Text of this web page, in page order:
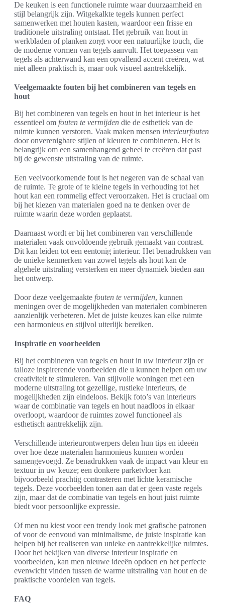
De keuken is een functionele ruimte waar duurzaamheid en
stijl belangrijk zijn. Witgekalkte tegels kunnen perfect
samenwerken met houten kasten, waardoor een frisse en
traditionele uitstraling ontstaat. Het gebruik van hout in
werkbladen of planken zorgt voor een natuurlijke touch, die
de moderne vormen van tegels aanvult. Het toepassen van
tegels als achterwand kan een opvallend accent creëren, wat
niet alleen praktisch is, maar ook visueel aantrekkelijk.
Veelgemaakte fouten bij het combineren van tegels en
hout
Bij het combineren van tegels en hout in het interieur is het
essentieel om fouten te vermijden die de esthetiek van de
ruimte kunnen verstoren. Vaak maken mensen interieurfouten
door onverenigbare stijlen of kleuren te combineren. Het is
belangrijk om een samenhangend geheel te creëren dat past
bij de gewenste uitstraling van de ruimte.
Een veelvoorkomende fout is het negeren van de schaal van
de ruimte. Te grote of te kleine tegels in verhouding tot het
hout kan een rommelig effect veroorzaken. Het is cruciaal om
bij het kiezen van materialen goed na te denken over de
ruimte waarin deze worden geplaatst.
Daarnaast wordt er bij het combineren van verschillende
materialen vaak onvoldoende gebruik gemaakt van contrast.
Dit kan leiden tot een eentonig interieur. Het benadrukken van
de unieke kenmerken van zowel tegels als hout kan de
algehele uitstraling versterken en meer dynamiek bieden aan
het ontwerp.
Door deze veelgemaakte fouten te vermijden, kunnen
meningen over de mogelijkheden van materialen combineren
aanzienlijk verbeteren. Met de juiste keuzes kan elke ruimte
een harmonieus en stijlvol uiterlijk bereiken.
Inspiratie en voorbeelden
Bij het combineren van tegels en hout in uw interieur zijn er
talloze inspirerende voorbeelden die u kunnen helpen om uw
creativiteit te stimuleren. Van stijlvolle woningen met een
moderne uitstraling tot gezellige, rustieke interieurs, de
mogelijkheden zijn eindeloos. Bekijk foto’s van interieurs
waar de combinatie van tegels en hout naadloos in elkaar
overloopt, waardoor de ruimtes zowel functioneel als
esthetisch aantrekkelijk zijn.
Verschillende interieurontwerpers delen hun tips en ideeën
over hoe deze materialen harmonieus kunnen worden
samengevoegd. Ze benadrukken vaak de impact van kleur en
textuur in uw keuze; een donkere parketvloer kan
bijvoorbeeld prachtig contrasteren met lichte keramische
tegels. Deze voorbeelden tonen aan dat er geen vaste regels
zijn, maar dat de combinatie van tegels en hout juist ruimte
biedt voor persoonlijke expressie.
Of men nu kiest voor een trendy look met grafische patronen
of voor de eenvoud van minimalisme, de juiste inspiratie kan
helpen bij het realiseren van unieke en aantrekkelijke ruimtes.
Door het bekijken van diverse interieur inspiratie en
voorbeelden, kan men nieuwe ideeën opdoen en het perfecte
evenwicht vinden tussen de warme uitstraling van hout en de
praktische voordelen van tegels.
FAQ